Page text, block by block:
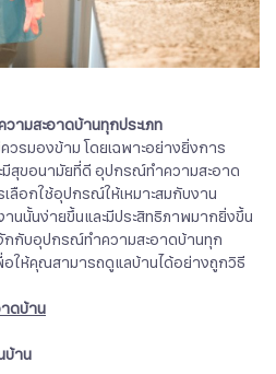
ามสะอาดบ้านทุกประเภท
รมองข้าม โดยเฉพาะอย่างยิ่งการ
มีสุขอนามัยที่ดี อุปกรณ์ทำความสะอาด
ลือกใช้อุปกรณ์ให้เหมาะสมกับงาน
นนั้นง่ายขึ้นและมีประสิทธิภาพมากยิ่งขึ้น
กับอุปกรณ์ทำความสะอาดบ้านทุก
อให้คุณสามารถดูแลบ้านได้อย่างถูกวิธี
ดบ้าน
บ้าน